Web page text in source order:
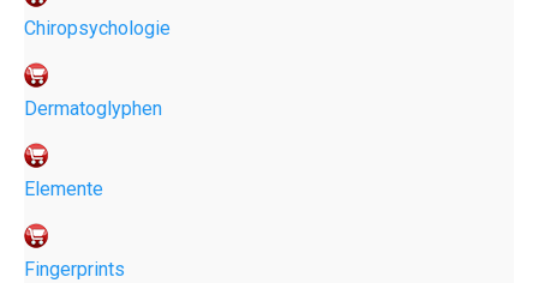
Chiropsychologie
Dermatoglyphen
Elemente
Fingerprints